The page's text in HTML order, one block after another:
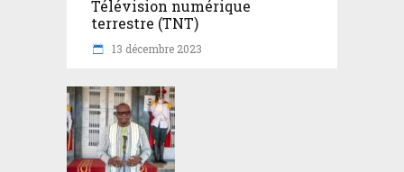
Télévision numérique
terrestre (TNT)
13 décembre 2023